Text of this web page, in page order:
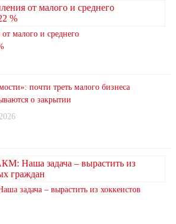
малого и среднего
почти треть малого бизнеса
о закрытии
задача – вырастить из хоккеистов